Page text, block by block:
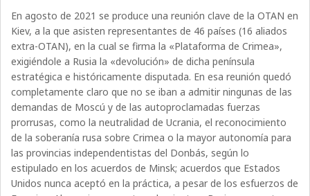
En agosto de 2021 se produce una reunión clave de la OTAN en
Kiev, a la que asisten representantes de 46 países (16 aliados
extra-OTAN), en la cual se firma la «Plataforma de Crimea»,
exigiéndole a Rusia la «devolución» de dicha península
estratégica e históricamente disputada. En esa reunión quedó
completamente claro que no se iban a admitir ningunas de las
demandas de Moscú y de las autoproclamadas fuerzas
prorrusas, como la neutralidad de Ucrania, el reconocimiento
de la soberanía rusa sobre Crimea o la mayor autonomía para
las provincias independentistas del Donbás, según lo
estipulado en los acuerdos de Minsk; acuerdos que Estados
Unidos nunca aceptó en la práctica, a pesar de los esfuerzos de